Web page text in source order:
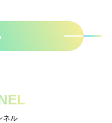
ネル